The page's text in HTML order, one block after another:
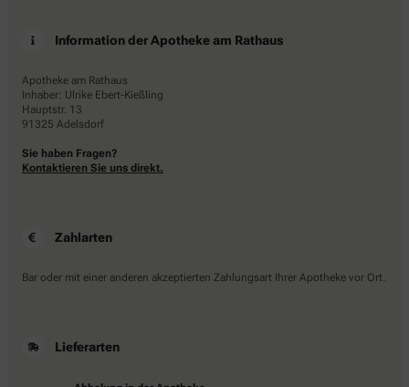
Information der Apotheke am Rathaus
Apotheke am Rathaus
Inhaber: Ulrike Ebert-Kießling
Hauptstr. 13
91325 Adelsdorf
Sie haben Fragen?
Kontaktieren Sie uns direkt.
Zahlarten
Bar oder mit einer anderen akzeptierten Zahlungsart Ihrer Apotheke vor Ort.
Lieferarten